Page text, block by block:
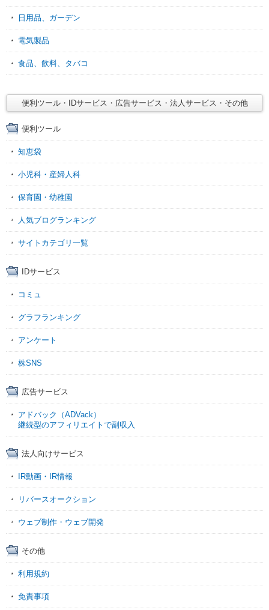
日用品、ガーデン
電気製品
食品、飲料、タバコ
便利ツール・IDサービス・広告サービス・法人サービス・その他
便利ツール
知恵袋
小児科・産婦人科
保育園・幼稚園
人気ブログランキング
サイトカテゴリ一覧
IDサービス
コミュ
グラフランキング
アンケート
株SNS
広告サービス
アドバック（ADVack）
継続型のアフィリエイトで副収入
法人向けサービス
IR動画・IR情報
リバースオークション
ウェブ制作・ウェブ開発
その他
利用規約
免責事項